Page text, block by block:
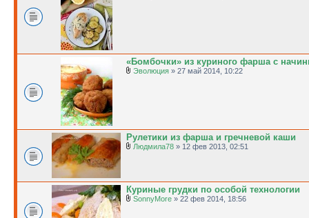
«Бомбочки» из куриного фарша с
Эволюция » 27 май 2014, 10:22
Рулетики из фарша и гречневой каши
Людмила78 » 12 фев 2013, 02:51
Куриные грудки по особой технологии
SonnyMore » 22 фев 2014, 18:56